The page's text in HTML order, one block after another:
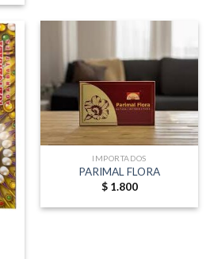
IMPORTADOS
PARIMAL FLORA
$1.800